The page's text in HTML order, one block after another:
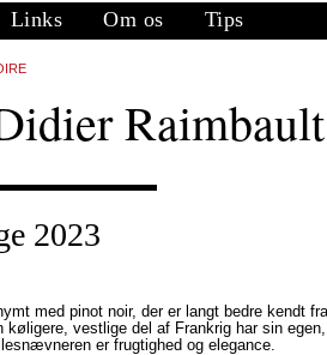
Links Om os Tips
Raimbault
2023
med pinot noir, der er langt bedre kendt
køligere, vestlige del af Frankrig har sin egen,
er frugtighed og elegance.